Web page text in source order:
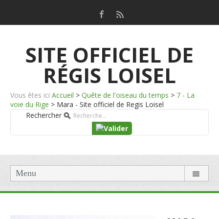
SITE OFFICIEL DE
RÉGIS LOISEL
Vous êtes ici Accueil > Quête de l'oiseau du temps > 7 - La
voie du Rige > Mara - Site officiel de Regis Loisel
Rechercher
Menu